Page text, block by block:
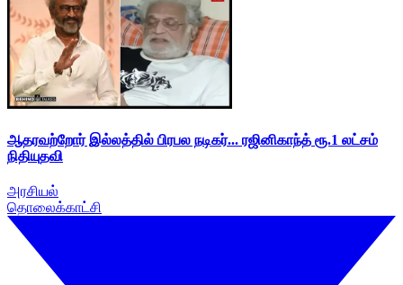
ஆதரவற்றோர் இல்லத்தில் பிரபல நடிகர்... ரஜினிகாந்த் ரூ.1 லட்சம்
நிதியுதவி
அரசியல்
தொலைக்காட்சி